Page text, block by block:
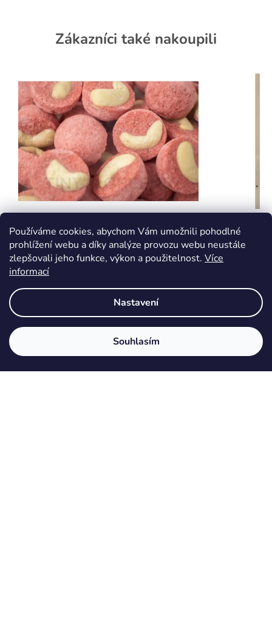
Používáme cookies, abychom Vám umožnili pohodlné
prohlížení webu a díky analýze provozu webu neustále
zlepšovali jeho funkce, výkon a použitelnost. Více
informací
Nastavení
Souhlasím
Zákazníci také nakoupili
Kešu v jahodové krustě
Skladem
Krémové kešu obalené v jemném prášku z
mrazem sušených jahod. Sladké, lehce
kyselkavé a návykově křupavé…
Pórek
DETAIL
Pórek